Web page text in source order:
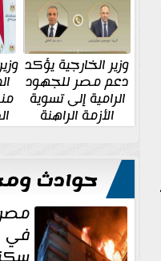
وزير الخارجية يؤكد
دعم مصر للجهود
الرامية إلى تسوية
الأزمة الراهنة
حوادث
في